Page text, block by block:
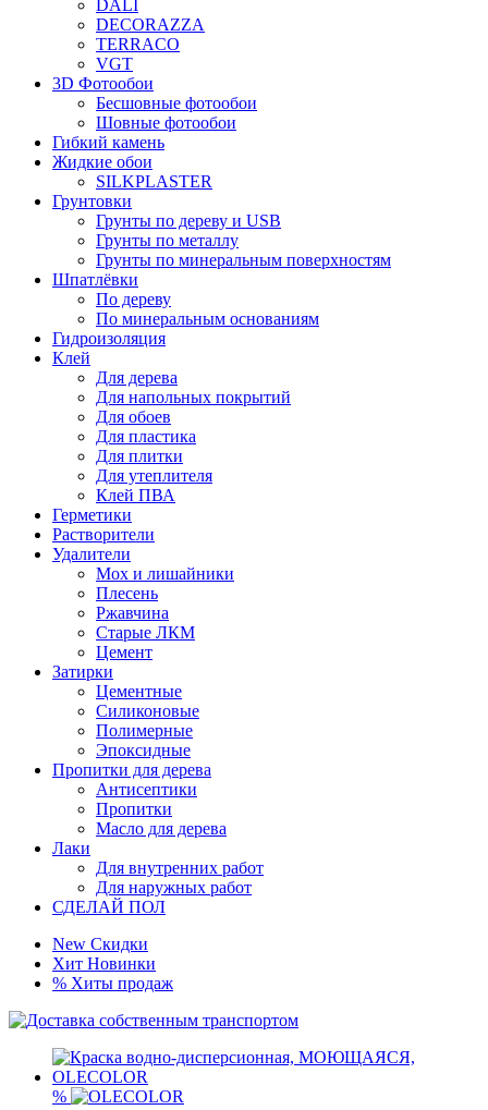
DALI
DECORAZZA
TERRACO
VGT
3D Фотообои
Бесшовные фотообои
Шовные фотообои
Гибкий камень
Жидкие обои
SILKPLASTER
Грунтовки
Грунты по дереву и USB
Грунты по металлу
Грунты по минеральным поверхностям
Шпатлёвки
По дереву
По минеральным основаниям
Гидроизоляция
Клей
Для дерева
Для напольных покрытий
Для обоев
Для пластика
Для плитки
Для утеплителя
Клей ПВА
Герметики
Растворители
Удалители
Мох и лишайники
Плесень
Ржавчина
Старые ЛКМ
Цемент
Затирки
Цементные
Силиконовые
Полимерные
Эпоксидные
Пропитки для дерева
Антисептики
Пропитки
Масло для дерева
Лаки
Для внутренних работ
Для наружных работ
СДЕЛАЙ ПОЛ
New Скидки
Хит Новинки
% Хиты продаж
%